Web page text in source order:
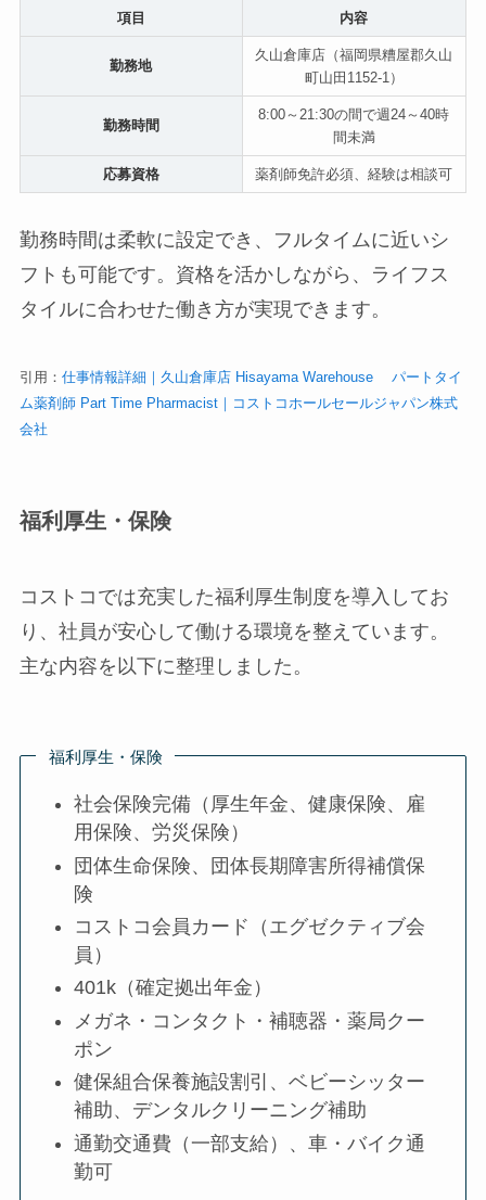
項目 内容
勤務地
久山倉庫店（福岡県糟屋郡久山
町山田1152-1）
勤務時間
8:00～21:30の間で週24～40時
間未満
応募資格 薬剤師免許必須、経験は相談可
勤務時間は柔軟に設定でき、フルタイムに近いシ
フトも可能です。資格を活かしながら、ライフス
タイルに合わせた働き方が実現できます。
引用： 仕事情報詳細｜久山倉庫店 Hisayama Warehouse パートタイ
ム薬剤師 Part Time Pharmacist｜コストコホールセールジャパン株式
会社
福利厚生・保険
コストコでは充実した福利厚生制度を導入してお
り、社員が安心して働ける環境を整えています。
主な内容を以下に整理しました。
福利厚生・保険
社会保険完備（厚生年金、健康保険、雇
用保険、労災保険）
団体生命保険、団体長期障害所得補償保
険
コストコ会員カード（エグゼクティブ会
員）
401k（確定拠出年金）
メガネ・コンタクト・補聴器・薬局クー
ポン
健保組合保養施設割引、ベビーシッター
補助、デンタルクリーニング補助
通勤交通費（一部支給）、車・バイク通
勤可